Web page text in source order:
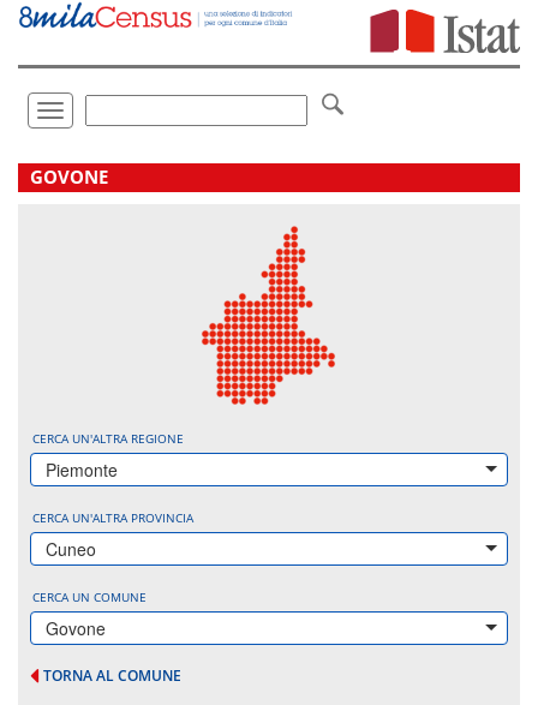
Vai
direttamente
Toggle
navigation
.
GOVONE
CERCA UN'ALTRA REGIONE
Piemonte
CERCA UN'ALTRA PROVINCIA
Cuneo
CERCA UN COMUNE
Govone
TORNA AL COMUNE